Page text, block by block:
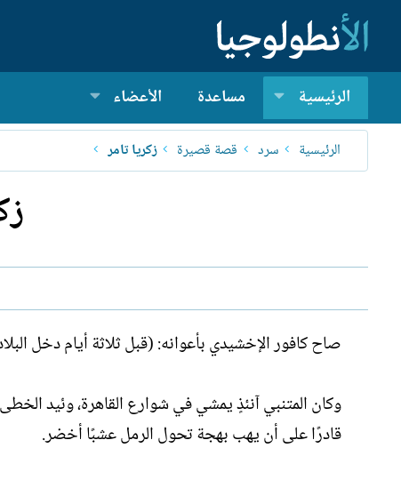
الرئيسية مساعدة الأعضاء
الرئيسية سرد قصة قصيرة زكريا تامر
صاح كافور الإخشيدي بأعوانه: (قبل ثلاثة أيام دخل
وكان المتنبي آنئذٍ يمشي في شوارع القاهرة، وئيد
قادرًا على أن يهب بهجة تحول الرمل عشبًا أخضر.